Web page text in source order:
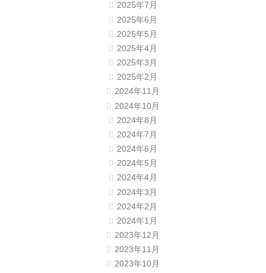
2025年7月
2025年6月
2025年5月
2025年4月
2025年3月
2025年2月
2024年11月
2024年10月
2024年8月
2024年7月
2024年6月
2024年5月
2024年4月
2024年3月
2024年2月
2024年1月
2023年12月
2023年11月
2023年10月